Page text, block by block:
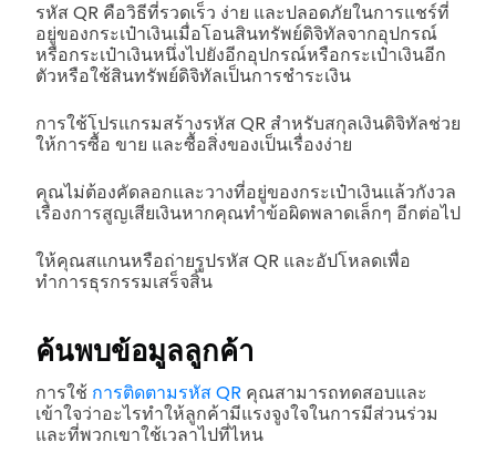
รหัส QR คือวิธีที่รวดเร็ว ง่าย และปลอดภัยในการแชร์ที่
อยู่ของกระเป๋าเงินเมื่อโอนสินทรัพย์ดิจิทัลจากอุปกรณ์
หรือกระเป๋าเงินหนึ่งไปยังอีกอุปกรณ์หรือกระเป๋าเงินอีก
ตัวหรือใช้สินทรัพย์ดิจิทัลเป็นการชำระเงิน
การใช้โปรแกรมสร้างรหัส QR สำหรับสกุลเงินดิจิทัลช่วย
ให้การซื้อ ขาย และซื้อสิ่งของเป็นเรื่องง่าย
คุณไม่ต้องคัดลอกและวางที่อยู่ของกระเป๋าเงินแล้วกังวล
เรื่องการสูญเสียเงินหากคุณทำข้อผิดพลาดเล็กๆ อีกต่อไป
ให้คุณสแกนหรือถ่ายรูปรหัส QR และอัปโหลดเพื่อ
ทำการธุรกรรมเสร็จสิ้น
ค้นพบข้อมูลลูกค้า
การใช้ การติดตามรหัส QR คุณสามารถทดสอบและ
เข้าใจว่าอะไรทำให้ลูกค้ามีแรงจูงใจในการมีส่วนร่วม
และที่พวกเขาใช้เวลาไปที่ไหน